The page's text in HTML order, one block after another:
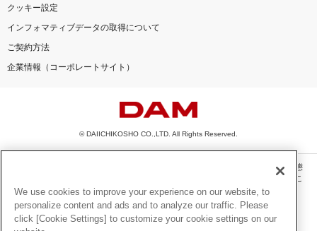
クッキー設定
インフォマティブデータの取得について
ご契約方法
企業情報（コーポレートサイト）
© DAIICHIKOSHO CO.,LTD. All Rights Reserved.
このサイトに掲載されている一切の文章・画像・写真・動画・音声等を、手段や形態
を問わず、著作権法の定める範囲を超えて無断で複製、転載、ファイル化などするこ
とを禁じます。
楽曲及びコンテンツは、機種によりご利用いただけない場合があります。
楽曲及びコンテンツの配信日、配信内容が変更になる場合があります。
We use cookies to improve your experience on our website, to
personalize content and ads and to analyze our traffic. Please
click [Cookie Settings] to customize your cookie settings on our